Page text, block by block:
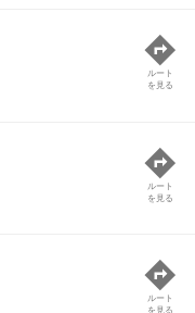
ルート
を見る
ルート
を見る
ルート
を見る